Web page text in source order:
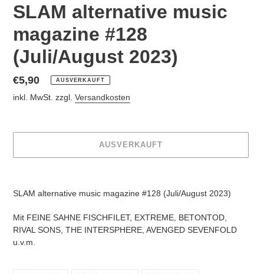
SLAM alternative music
magazine #128
(Juli/August 2023)
Normaler
Preis
€5,90 AUSVERKAUFT
inkl. MwSt. zzgl. Versandkosten
AUSVERKAUFT
Warenkorb
hinzugefügt
SLAM alternative music magazine #128 (Juli/August 2023)
Mit FEINE SAHNE FISCHFILET, EXTREME, BETONTOD,
RIVAL SONS, THE INTERSPHERE, AVENGED SEVENFOLD
u.v.m.